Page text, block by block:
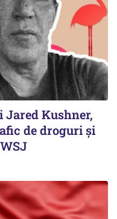
Jared Kushner,
de droguri și